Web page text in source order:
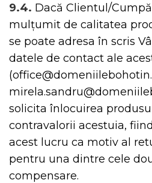
9.4. Dacă Clientul/
mulțumit de calitatea
se poate adresa în scris
datele de contact ale
solicita înlocuirea
contravalorii acestuia,
acest lucru ca motiv al
pentru una dintre cele
compensare.